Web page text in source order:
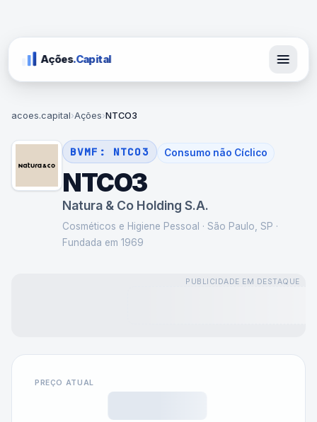
Ações.Capital
acoes.capital›Ações›NTCO3
BVMF: NTCO3 Consumo não Cíclico
NTCO3
Natura & Co Holding S.A.
Cosméticos e Higiene Pessoal · São Paulo, SP ·
Fundada em 1969
PUBLICIDADE EM DESTAQUE
PREÇO ATUAL